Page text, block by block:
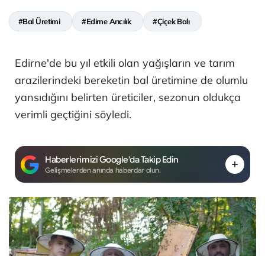
#Bal Üretimi #Edirne Arıcılık #Çiçek Balı
Edirne'de bu yıl etkili olan yağışların ve tarım
arazilerindeki bereketin bal üretimine de olumlu
yansıdığını belirten üreticiler, sezonun oldukça
verimli geçtiğini söyledi.
Haberlerimizi Google'da Takip Edin
Gelişmelerden anında haberdar olun.